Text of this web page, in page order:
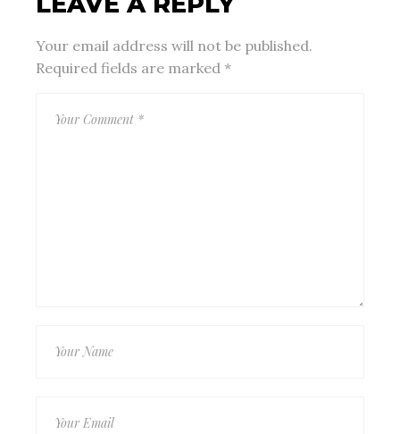
Your email address will not be published.
Required fields are marked*